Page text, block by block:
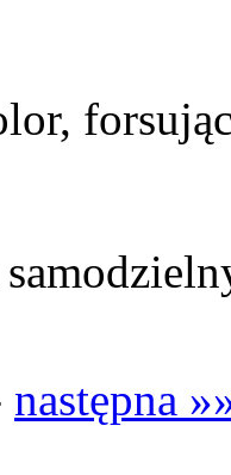
następna